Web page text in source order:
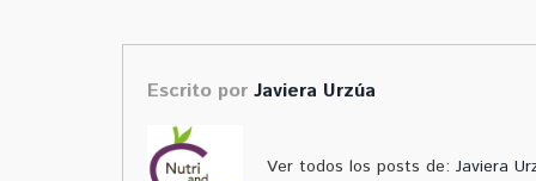
Escrito por Javiera Urzúa
Ver todos los posts de: Javiera